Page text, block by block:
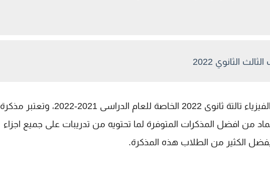
الثانوي 2022
نقدم لكم اليوم مذكرة قوانين الفيزياء تالتة ثانوى 2022 الخاصة للعام الدراسى 2021-2022، وتعتبر مذكرة
من افضل المذكرات المتوفرة لما تحتويه من تدريبات على جميع اجزاء
يفضل الكثير من الطلاب هذه المذكرة.